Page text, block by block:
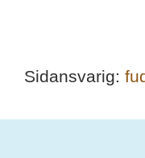
Sidansvarig: